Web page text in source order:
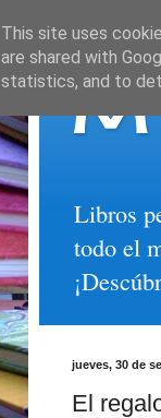
Libros
todo el
jueves, 30 de
El
This site uses
are shared with
statistics, and to